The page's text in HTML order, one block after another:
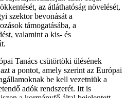
az átláthatóság növelését,
szektor bevonását a
támogatásába, a
valamint a kis- és
Tanács csütörtöki ülésének
a pontot, amely szerint az Európai
be kell vezetniük a
adók rendszerét. Itt is